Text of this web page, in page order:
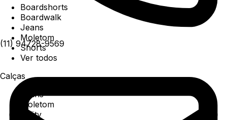
(11) 94728-9569
Boardshorts
Boardwalk
Jeans
Moletom
Shorts
Ver todos
Calças
Jeans
Moletom
Utility